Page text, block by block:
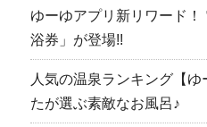
ゆーゆアプリ新リワード！
浴券」が登場!!
人気の温泉ランキング【
たが選ぶ素敵なお風呂♪